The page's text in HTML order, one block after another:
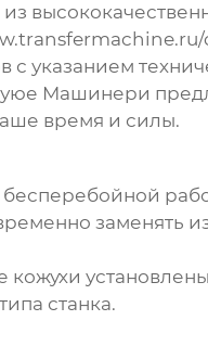
указанием
Машинери
время и силы.
бесперебойной
заменять
станка.